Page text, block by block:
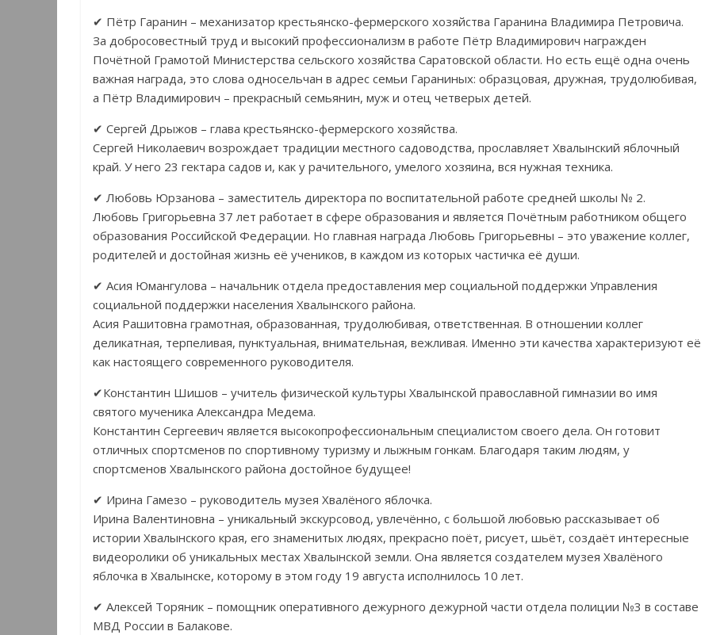
✔ Пётр Гаранин – механизатор крестьянско-фермерского хозяйства Гаранина Владимира Петровича.
За добросовестный труд и высокий профессионализм в работе Пётр Владимирович награжден
Почётной Грамотой Министерства сельского хозяйства Саратовской области. Но есть ещё одна очень
важная награда, это слова односельчан в адрес семьи Гараниных: образцовая, дружная, трудолюбивая,
а Пётр Владимирович – прекрасный семьянин, муж и отец четверых детей.
✔ Сергей Дрыжов – глава крестьянско-фермерского хозяйства.
Сергей Николаевич возрождает традиции местного садоводства, прославляет Хвалынский яблочный
край. У него 23 гектара садов и, как у рачительного, умелого хозяина, вся нужная техника.
✔ Любовь Юрзанова – заместитель директора по воспитательной работе средней школы № 2.
Любовь Григорьевна 37 лет работает в сфере образования и является Почëтным работником общего
образования Российской Федерации. Но главная награда Любовь Григорьевны – это уважение коллег,
родителей и достойная жизнь её учеников, в каждом из которых частичка её души.
✔ Асия Юмангулова – начальник отдела предоставления мер социальной поддержки Управления
социальной поддержки населения Хвалынского района.
Асия Рашитовна грамотная, образованная, трудолюбивая, ответственная. В отношении коллег
деликатная, терпеливая, пунктуальная, внимательная, вежливая. Именно эти качества характеризуют её
как настоящего современного руководителя.
✔Константин Шишов – учитель физической культуры Хвалынской православной гимназии во имя
святого мученика Александра Медема.
Константин Сергеевич является высокопрофессиональным специалистом своего дела. Он готовит
отличных спортсменов по спортивному туризму и лыжным гонкам. Благодаря таким людям, у
спортсменов Хвалынского района достойное будущее!
✔ Ирина Гамезо – руководитель музея Хвалëного яблочка.
Ирина Валентиновна – уникальный экскурсовод, увлечённо, с большой любовью рассказывает об
истории Хвалынского края, его знаменитых людях, прекрасно поёт, рисует, шьёт, создаёт интересные
видеоролики об уникальных местах Хвалынской земли. Она является создателем музея Хвалëного
яблочка в Хвалынске, которому в этом году 19 августа исполнилось 10 лет.
✔ Алексей Торяник – помощник оперативного дежурного дежурной части отдела полиции №3 в составе
МВД России в Балакове.